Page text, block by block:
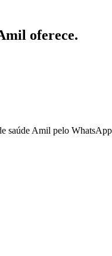
oferece.
saúde Amil pelo